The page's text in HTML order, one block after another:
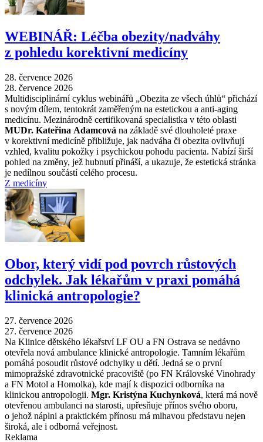
WEBINÁŘ: Léčba obezity/nadváhy
z pohledu korektivní medicíny
28. července 2026
28. července 2026
Multidisciplinární cyklus webinářů „Obezita ze všech úhlů“ přichází
s novým dílem, tentokrát zaměřeným na estetickou a anti-aging
medicínu. Mezinárodně certifikovaná specialistka v této oblasti
MUDr. Kateřina Adamcová na základě své dlouholeté praxe
v korektivní medicíně přibližuje, jak nadváha či obezita ovlivňují
vzhled, kvalitu pokožky i psychickou pohodu pacienta. Nabízí širší
pohled na změny, jež hubnutí přináší, a ukazuje, že estetická stránka
je nedílnou součástí celého procesu.
Z medicíny
Obor, který vidí pod povrch růstových
odchylek. Jak lékařům v praxi pomáhá
klinická antropologie?
27. července 2026
27. července 2026
Na Klinice dětského lékařství LF OU a FN Ostrava se nedávno
otevřela nová ambulance klinické antropologie. Tamním lékařům
pomáhá posoudit růstové odchylky u dětí. Jedná se o první
mimopražské zdravotnické pracoviště (po FN Královské Vinohrady
a FN Motol a Homolka), kde mají k dispozici odborníka na
klinickou antropologii. Mgr. Kristýna Kuchynková, která má nově
otevřenou ambulanci na starosti, upřesňuje přínos svého oboru,
o jehož náplni a praktickém přínosu má mlhavou představu nejen
široká, ale i odborná veřejnost.
Reklama